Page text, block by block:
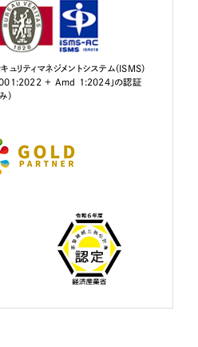
ュリティマネジメントシステム（ISMS）
+ Amd 1:2024」の認証
）